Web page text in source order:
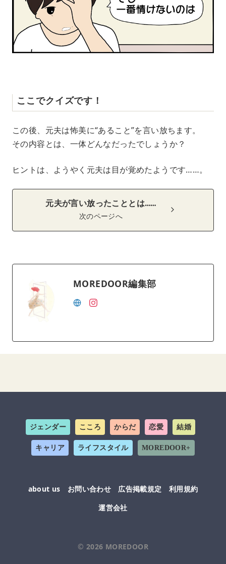
ここでクイズです！
この後、元夫は怖美に“あること”を言い放ちます。
その内容とは、一体どんなだったでしょうか？
ヒントは、ようやく元夫は目が覚めたようです……。
元夫が言い放ったこととは……
次のページへ
MOREDOOR編集部
ジェンダー こころ からだ 恋愛 結婚
キャリア ライフスタイル MOREDOOR+
about us お問い合わせ 広告掲載規定
利用規約
運営会社
© 2026 MOREDOOR